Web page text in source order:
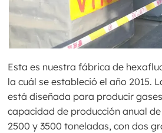
Esta es nuestra fábrica de
la cuál se estableció el año 2015.
está diseñada para producir
capacidad de producción anual de
2500 y 3500 toneladas, con dos